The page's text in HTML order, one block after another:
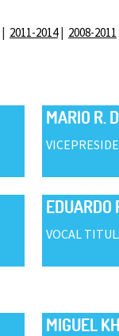
2011-2014 2008-2011
MARIO R.
EDUARDO
VOCAL
MIGUEL